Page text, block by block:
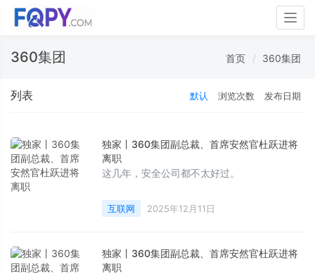
360集团 首页 360集团
列表 默认 浏览次数 发布日期
独家丨360集团副总裁、首席安然官杜跃进将
离职
这几年，安全公司都不太好过。
互联网 2025年12月11日
独家丨360集团副总裁、首席安然官杜跃进将
离职